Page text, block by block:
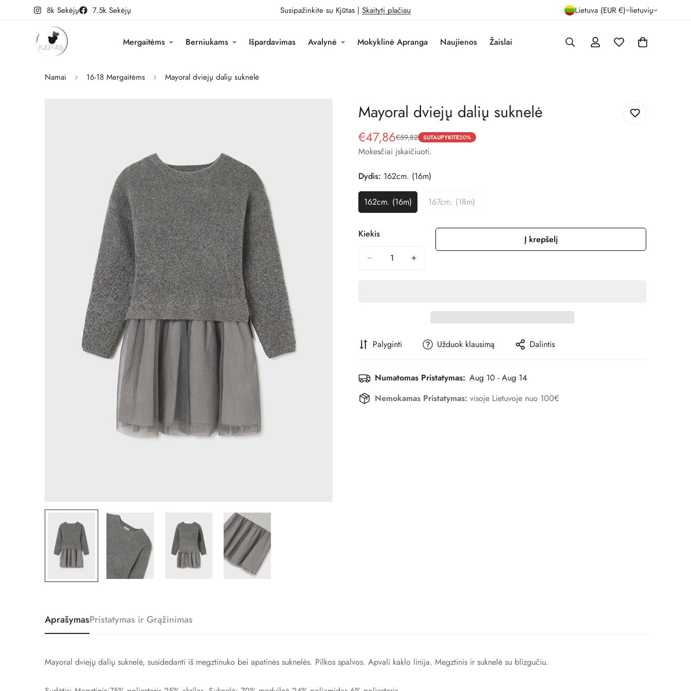
7.5k Sekėjų
8k Sekėjų Susipažinkite su Kjūtas | Skaityti plačiau Lietuva (EUR €) lietuvių
Mergaitėms Berniukams Išpardavimas Avalynė Mokyklinė Apranga Naujienos Žaislai
Namai 16-18 Mergaitėms Mayoral dviejų dalių suknelė
Mayoral dviejų dalių suknelė
Pardavimo
kaina
€47,86
Reguliari
kaina
€59,82 SUTAUPYKITE20%
Mokesčiai įskaičiuoti.
Dydis: 162cm. (16m)
162cm. (16m)
Variantas
Išparduotas
167cm. (18m)
Variantas
Arba
Kiekis Į krepšelį
Palyginti Užduok klausimą Dalintis
Numatomas Pristatymas: Aug 10 - Aug 14
Nemokamas Pristatymas: visoje Lietuvoje nuo 100€
AprašymasPristatymas ir Grąžinimas
Mayoral dviejų dalių suknelė, susidedanti iš megztinuko bei apatinės suknelės. Pilkos spalvos. Apvali kaklo linija. Megztinis ir suknelė su blizgučiu.